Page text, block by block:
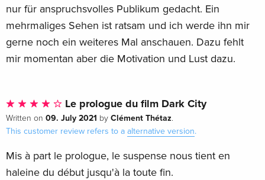
nur für anspruchsvolles Publikum gedacht. Ein
mehrmaliges Sehen ist ratsam und ich werde ihn mir
gerne noch ein weiteres Mal anschauen. Dazu fehlt
mir momentan aber die Motivation und Lust dazu.
Le prologue du film Dark City
Written on 09. July 2021 by Clément Thétaz.
This customer review refers to a alternative version.
Mis à part le prologue, le suspense nous tient en
haleine du début jusqu'à la toute fin.